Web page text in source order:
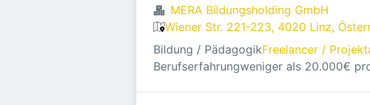
MERA Bildungsholding GmbH
Wiener Str. 221-223, 4020 Linz,
Bildung / PädagogikFreelancer /
Berufserfahrungweniger als 20.000€